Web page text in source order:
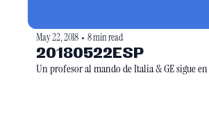
May 22, 2018 • 8 min read
20180522ESP
Un profesor al mando de Italia & GE sigue